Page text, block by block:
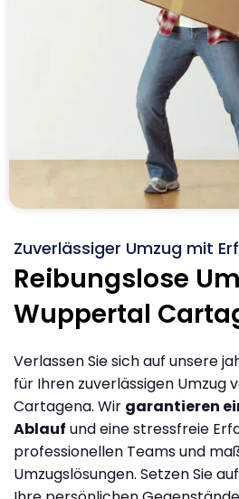
Zuverlässiger Umzug mit
Reibungslose
Wuppertal
Verlassen Sie sich auf unsere
für Ihren zuverlässigen Umzug
Cartagena. Wir garantieren
Ablauf und eine stressfreie
professionellen Teams und
Umzugslösungen. Setzen Sie